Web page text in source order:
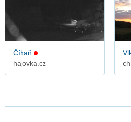
Číhaň
hajovka.cz